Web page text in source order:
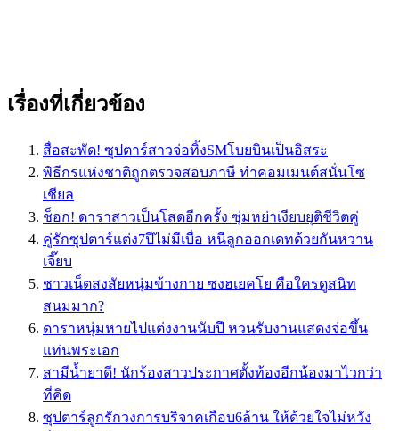
เรื่องที่เกี่ยวข้อง
สื่อสะพัด! ซุปตาร์สาวจ่อทิ้งSMโบยบินเป็นอิสระ
พิธีกรแห่งชาติถูกตรวจสอบภาษี ทำคอมเมนต์สนั่นโซ
เชียล
ช็อก! ดาราสาวเป็นโสดอีกครั้ง ซุ่มหย่าเงียบยุติชีวิตคู่
คู่รักซุปตาร์แต่ง7ปีไม่มีเบื่อ หนีลูกออกเดทด้วยกันหวาน
เจี๊ยบ
ชาวเน็ตสงสัยหนุ่มข้างกาย ซงฮเยคโย คือใครดูสนิท
สนมมาก?
ดาราหนุ่มหายไปแต่งงานนับปี หวนรับงานแสดงจ่อขึ้น
แท่นพระเอก
สามีน้ำยาดี! นักร้องสาวประกาศตั้งท้องอีกน้องมาไวกว่า
ที่คิด
ซุปตาร์ลูกรักวงการบริจาคเกือบ6ล้าน ให้ด้วยใจไม่หวัง